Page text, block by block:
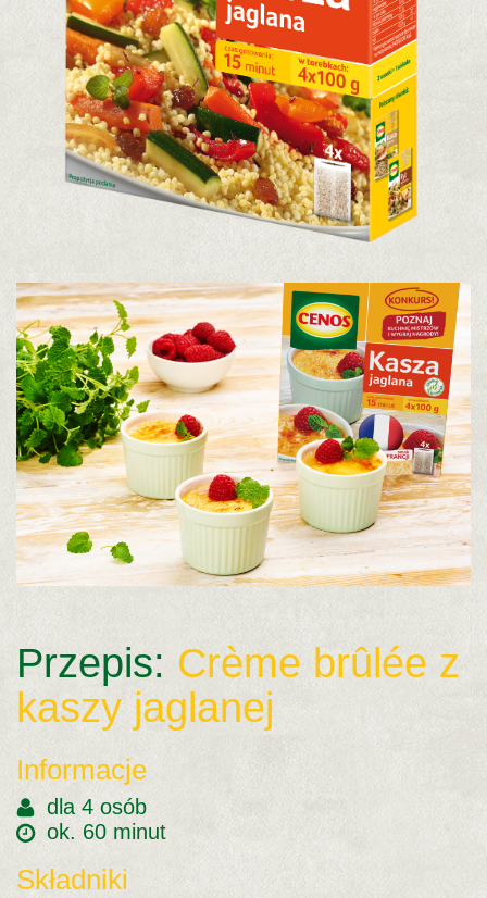
Przepis: Crème brûlée z
kaszy jaglanej
Informacje
dla 4 osób
ok. 60 mi­nut
Składniki